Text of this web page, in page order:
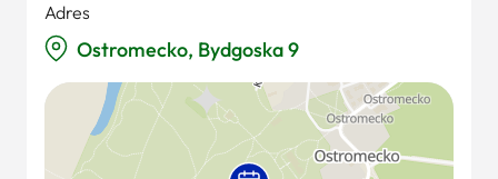
Adres
Ostromecko, Bydgoska 9